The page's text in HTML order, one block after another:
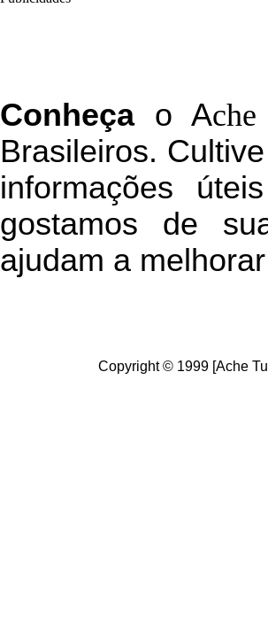
Conheçao A
Brasileiros.
informações úteis
gostamos de
ajudam a
Copyright © 1999 [Ache